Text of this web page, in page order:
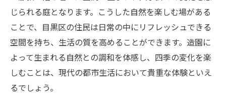
じられる庭となります。こうした自然を楽しむ場がある
ことで、目黒区の住民は日常の中にリフレッシュできる
空間を持ち、生活の質を高めることができます。造園に
よって生まれる自然との調和を体感し、四季の変化を楽
しむことは、現代の都市生活において貴重な体験といえ
るでしょう。